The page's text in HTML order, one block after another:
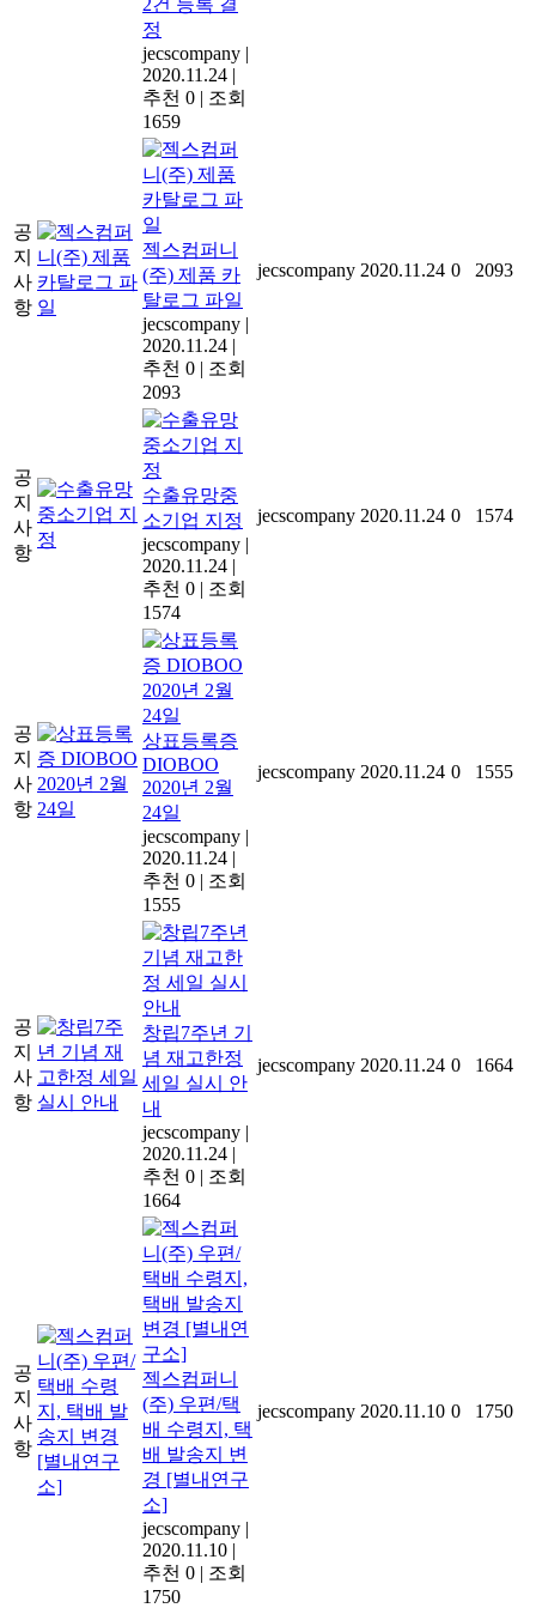
정
jecscompany |
2020.11.24 |
추천 0 | 조회
1659
공
지
사
항
젝스컴퍼니
(주) 제품 카
탈로그 파일
jecscompany |
2020.11.24 |
추천 0 | 조회
2093
jecscompany 2020.11.24 0 2093
공
지
사
항
수출유망중
소기업 지정
jecscompany |
2020.11.24 |
추천 0 | 조회
1574
jecscompany 2020.11.24 0 1574
공
지
사
항
상표등록증
DIOBOO
2020년 2월
24일
jecscompany |
2020.11.24 |
추천 0 | 조회
1555
jecscompany 2020.11.24 0 1555
공
지
사
항
창립7주년 기
념 재고한정
세일 실시 안
내
jecscompany |
2020.11.24 |
추천 0 | 조회
1664
jecscompany 2020.11.24 0 1664
공
지
사
항
젝스컴퍼니
(주) 우편/택
배 수령지, 택
배 발송지 변
경 [별내연구
소]
jecscompany |
2020.11.10 |
추천 0 | 조회
1750
jecscompany 2020.11.10 0 1750